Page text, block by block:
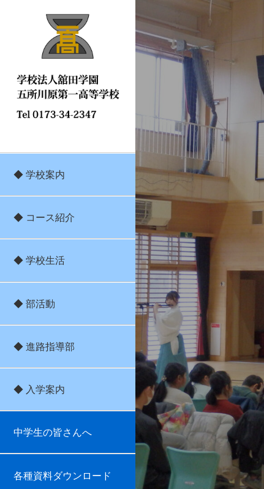
◆ 学校案内
◆ コース紹介
◆ 学校生活
◆ 部活動
◆ 進路指導部
◆ 入学案内
中学生の皆さんへ
各種資料ダウンロード